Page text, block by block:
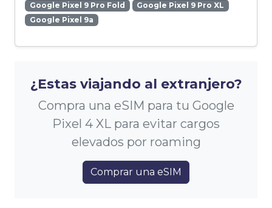
Google Pixel 9 Pro Fold
Google Pixel 9 Pro XL
Google Pixel 9a
¿Estas viajando al extranjero?
Compra una eSIM para tu Google
Pixel 4 XL para evitar cargos
elevados por roaming
Comprar una eSIM